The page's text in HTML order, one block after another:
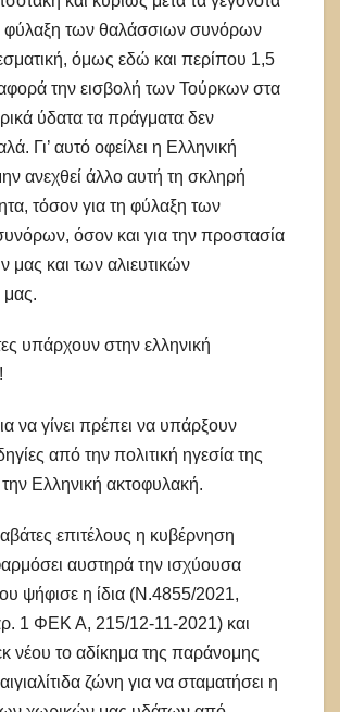
των θαλάσσιων συνόρων
όμως εδώ και περίπου 1,5
την εισβολή των Τούρκων στα
ύδατα τα πράγματα δεν
Γι’ αυτό οφείλει η Ελληνική
ανεχθεί άλλο αυτή τη σκληρή
τόσον για τη φύλαξη των
όσον και για την προστασία
και των αλιευτικών
υπάρχουν στην ελληνική
να γίνει πρέπει να υπάρξουν
από την πολιτική ηγεσία της
Ελληνική ακτοφυλακή.
επιτέλους η κυβέρνηση
αυστηρά την ισχύουσα
ψήφισε η ίδια (Ν.4855/2021,
1 ΦΕΚ Α, 215/12-11-2021) και
νέου το αδίκημα της παράνομης
ζώνη για να σταματήσει η